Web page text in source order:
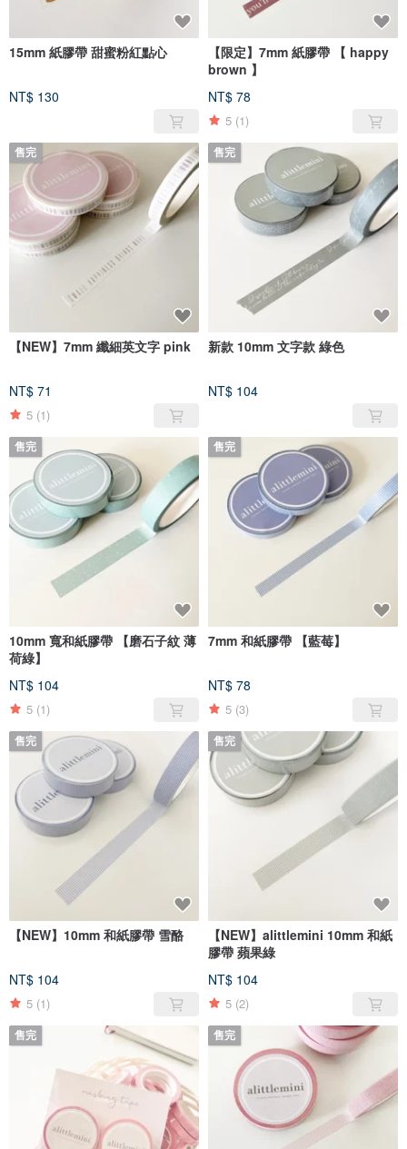
15mm 紙膠帶 甜蜜粉紅點心
NT$ 130
【限定】7mm 紙膠帶 【 happy
brown 】
NT$ 78
5 (1)
售完
【NEW】7mm 纖細英文字 pink
NT$ 71
5 (1)
售完
新款 10mm 文字款 綠色
NT$ 104
售完
10mm 寬和紙膠帶 【磨石子紋 薄
荷綠】
NT$ 104
5 (1)
售完
7mm 和紙膠帶 【藍莓】
NT$ 78
5 (3)
售完
【NEW】10mm 和紙膠帶 雪酪
NT$ 104
5 (1)
售完
【NEW】alittlemini 10mm 和紙
膠帶 蘋果綠
NT$ 104
5 (2)
售完 售完